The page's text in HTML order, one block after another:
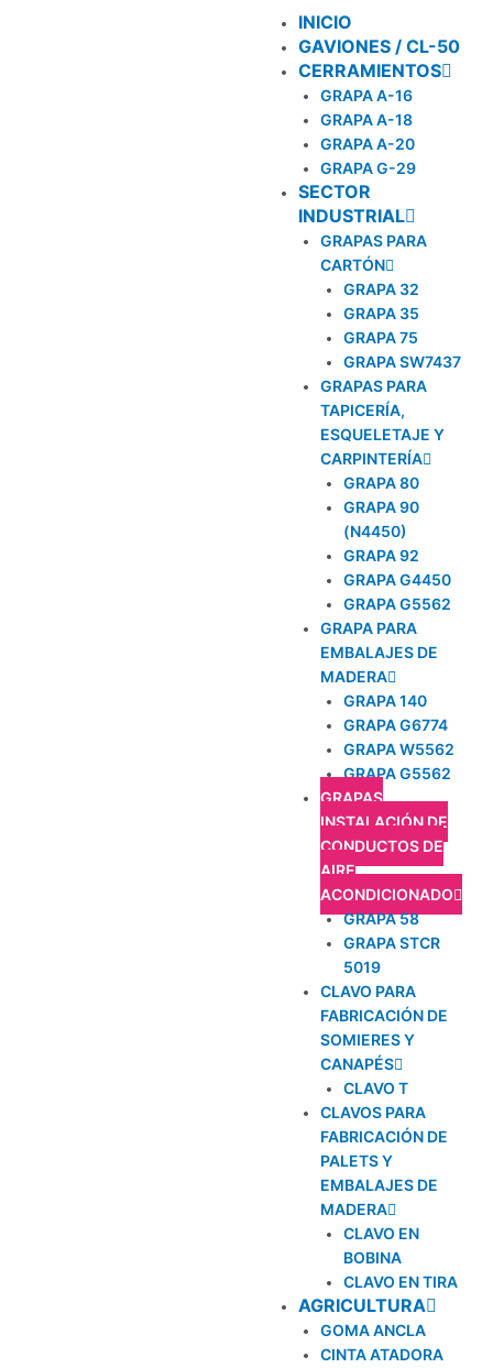
INICIO
GAVIONES / CL-50
CERRAMIENTOS
GRAPA A-16
GRAPA A-18
GRAPA A-20
GRAPA G-29
SECTOR
INDUSTRIAL
GRAPAS PARA
CARTÓN
GRAPA 32
GRAPA 35
GRAPA 75
GRAPA SW7437
GRAPAS PARA
TAPICERÍA,
ESQUELETAJE Y
CARPINTERÍA
GRAPA 80
GRAPA 90
(N4450)
GRAPA 92
GRAPA G4450
GRAPA G5562
GRAPA PARA
EMBALAJES DE
MADERA
GRAPA 140
GRAPA G6774
GRAPA W5562
GRAPA G5562
GRAPAS
INSTALACIÓN DE
CONDUCTOS DE
AIRE
ACONDICIONADO
GRAPA 58
GRAPA STCR
5019
CLAVO PARA
FABRICACIÓN DE
SOMIERES Y
CANAPÉS
CLAVO T
CLAVOS PARA
FABRICACIÓN DE
PALETS Y
EMBALAJES DE
MADERA
CLAVO EN
BOBINA
CLAVO EN TIRA
AGRICULTURA
GOMA ANCLA
CINTA ATADORA